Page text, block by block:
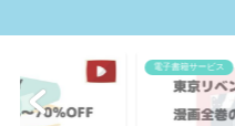
電子書籍サービス